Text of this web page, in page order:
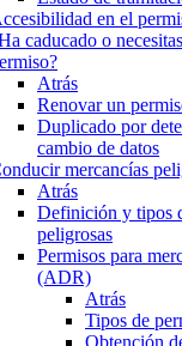
en el
caducado o
Atrás
Renovar un
Duplicado por
cambio de datos
mercancías
Atrás
Definición y tipos
peligrosas
Permisos para
(ADR)
Atrás
Tipos de